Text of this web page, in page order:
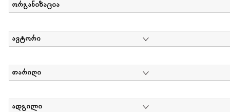
ორგანიზაცია
ავტორი
თარიღი
ადგილი